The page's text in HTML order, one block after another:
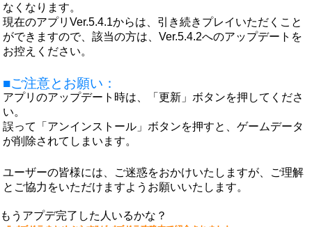
なくなります。
現在のアプリVer.5.4.1からは、引き続きプレイいただくこと
ができますので、該当の方は、Ver.5.4.2へのアップデートを
お控えください。
■ご注意とお願い：
アプリのアップデート時は、「更新」ボタンを押してくださ
い。
誤って「アンインストール」ボタンを押すと、ゲームデータ
が削除されてしまいます。
ユーザーの皆様には、ご迷惑をおかけいたしますが、ご理解
とご協力をいただけますようお願いいたします。
もうアプデ完了した人いるかな？